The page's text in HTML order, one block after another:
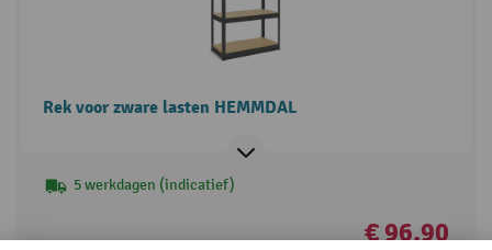
Rek voor zware lasten HEMMDAL
5 werkdagen (indicatief)
€ 96,90